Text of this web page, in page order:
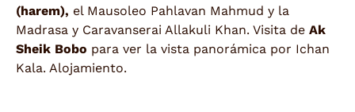
(harem), el Mausoleo Pahlavan Mahmud y la
Madrasa y Caravanserai Allakuli Khan. Visita de Ak
Sheik Bobo para ver la vista panorámica por Ichan
Kala. Alojamiento.